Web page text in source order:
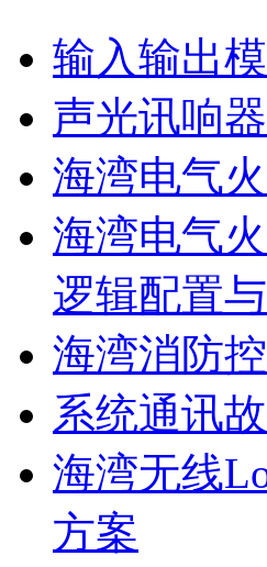
输入输出
声光讯响
海湾电气
海湾电气
逻辑配置
海湾消防
系统通讯
海湾无线
方案